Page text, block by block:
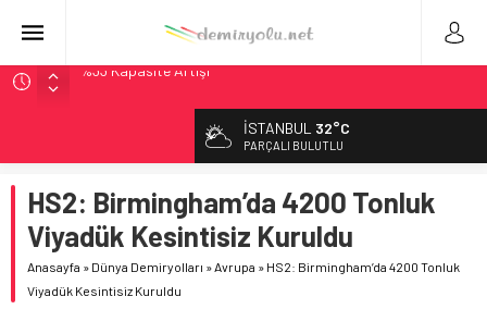
Çekya ETCS’de Erken Teslim Ama Ulusal Hedef 730 km’ye
České dráhy 101 Yaşındaki Buharlıyı Šumava Seferlerine
Brescia 426 Milyon Euro’luk Tramvay İnşaatına Başladı
Northern Railway Doğruladı: 308 Bin Rupiye Özel Vagonda
Puja
Madrid Atocha’da 56 Milyon Euro’luk Yenileme: Sol Tüneli
%33 Kapasite Artışı
İSTANBUL 32°C
PARÇALI BULUTLU
HS2: Birmingham’da 4200 Tonluk
Viyadük Kesintisiz Kuruldu
Anasayfa » Dünya Demiryolları »Avrupa » HS2: Birmingham’da 4200 Tonluk
Viyadük Kesintisiz Kuruldu